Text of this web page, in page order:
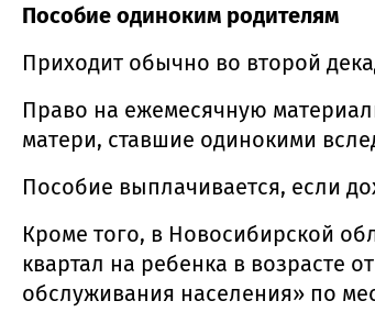
Пособие одиноким родителям
Приходит обычно во второй
Право на ежемесячную
матери, ставшие одинокими
Пособие выплачивается, если
Кроме того, в Новосибирской
квартал на ребенка в возрасте
обслуживания населения» по